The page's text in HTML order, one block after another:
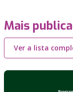
Mais
Ver a lista